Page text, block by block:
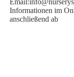
Informationen im
anschließend ab